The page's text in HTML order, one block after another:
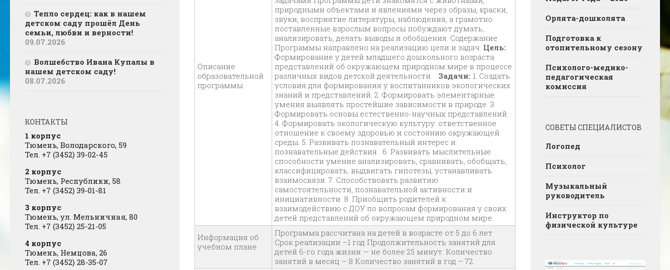
Описание
образовательной
программы
природными объектами и явлениями через образы, краски,
звуки, восприятие литературы, наблюдения, а грамотно
поставленные взрослым вопросы побуждают думать,
анализировать, делать выводы и обобщения. Содержание
Программы направлено на реализацию цели и задач: Цель:
Формирование у детей младшего дошкольного возраста
представлений об окружающем природном мире в процессе
различных видов детской деятельности. Задачи: 1. Создать
условия для формирования у воспитанников экологических
знаний и представлений. 2. Формировать элементарные
умения выявлять простейшие зависимости в природе. 3.
Формировать основы естественно-научных представлений.
4. Формировать экологическую культуру: ответственное
отношение к своему здоровью и состоянию окружающей
среды. 5. Развивать познавательный интерес и
познавательные действия. 6. Развивать мыслительные
способности умение анализировать, сравнивать, обобщать,
классифицировать, выдвигать гипотезы, устанавливать
взаимосвязи. 7. Способствовать развитию
самостоятельности, познавательной активности и
инициативности. 8. Приобщить родителей к
взаимодействию с ДОУ по вопросам формирования у своих
детей представлений об окружающем природном мире.
Информация об
учебном плане
Программа рассчитана на детей в возрасте от 5 до 6 лет
Срок реализации –1 год Продолжительность занятий для
детей 6-го года жизни — не более 25 минут. Количество
занятий в месяц – 8 Количество занятий в год – 72
Тепло сердец: как в нашем
детском саду прошёл День
семьи, любви и верности!
09.07.2026
Волшебство Ивана Купалы в
нашем детском саду!
08.07.2026
КОНТАКТЫ
1 корпус
Тюмень, Володарского, 59
Тел. +7 (3452) 39-02-45
2 корпус
Тюмень, Республики, 58
Тел. +7 (3452) 39-01-81
3 корпус
Тюмень, ул. Мельничная, 80
Тел. +7 (3452) 25-21-05
4 корпус
Тюмень, Немцова, 26
Тел. +7 (3452) 28-35-07
Орлята-дошколята
Подготовка к
отопительному сезону
Психолого-медико-
педагогическая
комиссия
СОВЕТЫ СПЕЦИАЛИСТОВ
Логопед
Психолог
Музыкальный
руководитель
Инструктор по
физической культуре